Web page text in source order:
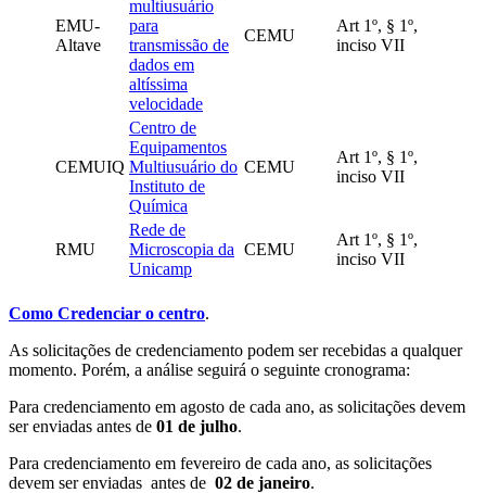
EMU-
Altave
multiusuário
para
transmissão de
dados em
altíssima
velocidade
CEMU
Art 1º, § 1º,
inciso VII
CEMUIQ
Centro de
Equipamentos
Multiusuário do
Instituto de
Química
CEMU
Art 1º, § 1º,
inciso VII
RMU
Rede de
Microscopia da
Unicamp
CEMU
Art 1º, § 1º,
inciso VII
Como Credenciar o centro.
As solicitações de credenciamento podem ser recebidas a qualquer
momento. Porém, a análise seguirá o seguinte cronograma:
Para credenciamento em agosto de cada ano, as solicitações devem
ser enviadas antes de 01 de julho.
Para credenciamento em fevereiro de cada ano, as solicitações
devem ser enviadas antes de 02 de janeiro.